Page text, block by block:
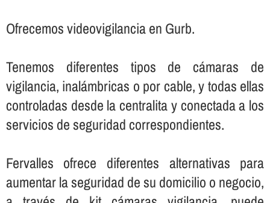
Ofrecemos videovigilancia en Gurb.
Tenemos diferentes tipos de cámaras de
vigilancia, inalámbricas o por cable, y todas ellas
controladas desde la centralita y conectada a los
servicios de seguridad correspondientes.
Fervalles ofrece diferentes alternativas para
aumentar la seguridad de su domicilio o negocio,